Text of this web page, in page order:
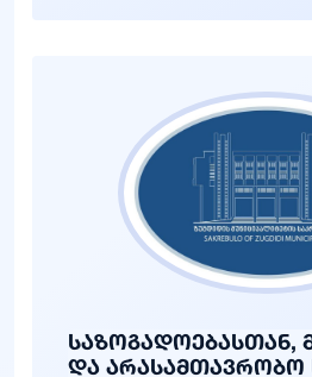
საზოგადოებასთან,
და